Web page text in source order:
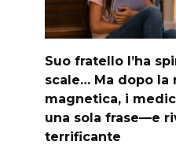
Suo fratello l’ha
scale… Ma dopo la
magnetica, i
una sola frase—e
terrificante